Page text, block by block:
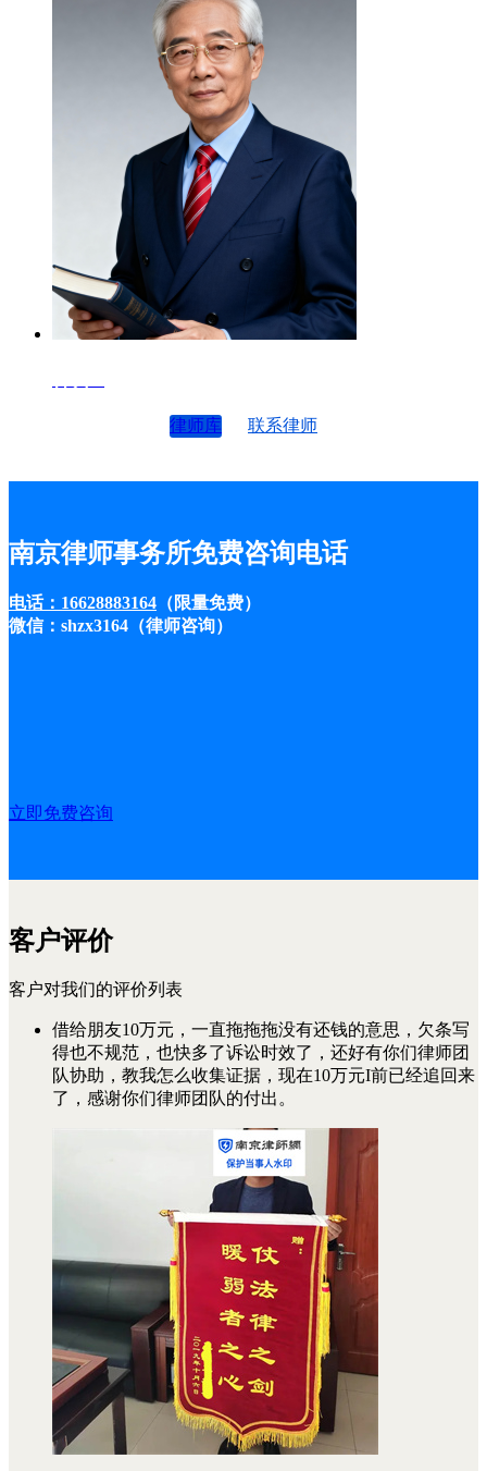
律师库 联系律师
南京律师事务所免费咨询电话
电话：16628883164 （限量免费）
微信：shzx3164（律师咨询）
立即免费咨询
客户评价
客户对我们的评价列表
借给朋友10万元，一直拖拖拖没有还钱的意思，欠条写
得也不规范，也快多了诉讼时效了，还好有你们律师团
队协助，教我怎么收集证据，现在10万元I前已经追回来
了，感谢你们律师团队的付出。